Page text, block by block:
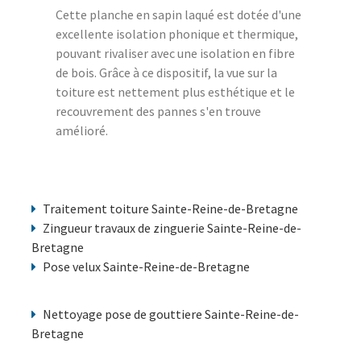
Cette planche en sapin laqué est dotée d'une
excellente isolation phonique et thermique,
pouvant rivaliser avec une isolation en fibre
de bois. Grâce à ce dispositif, la vue sur la
toiture est nettement plus esthétique et le
recouvrement des pannes s'en trouve
amélioré.
Traitement toiture Sainte-Reine-de-Bretagne
Zingueur travaux de zinguerie Sainte-Reine-de-
Bretagne
Pose velux Sainte-Reine-de-Bretagne
Nettoyage pose de gouttiere Sainte-Reine-de-
Bretagne